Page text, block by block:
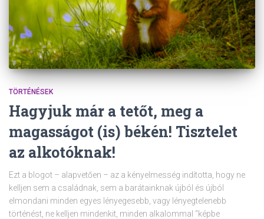
TÖRTÉNÉSEK
Hagyjuk már a tetőt, meg a
magasságot (is) békén! Tisztelet
az alkotóknak!
Ezt a blogot – alapvetően – az a kényelmesség indította, hogy ne
kelljen sem a családnak, sem a barátainknak újból és újból
elmondani minden egyes lényegesebb, vagy lényegtelenebb
történést, ne kelljen mindenkit, minden alkalommal “képbe